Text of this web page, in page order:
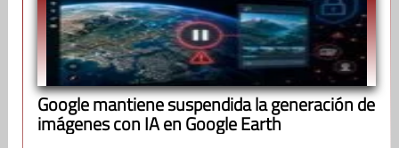
Google mantiene suspendida la generación de
imágenes con IA en Google Earth